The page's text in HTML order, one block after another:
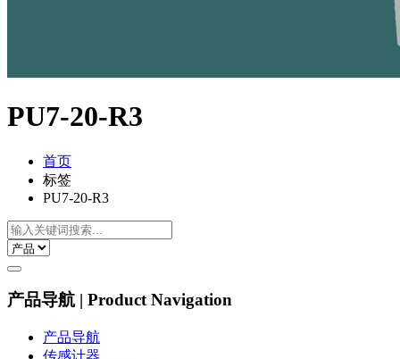
PU7-20-R3
首页
标签
PU7-20-R3
产品导航 | Product Navigation
产品导航
传感计器